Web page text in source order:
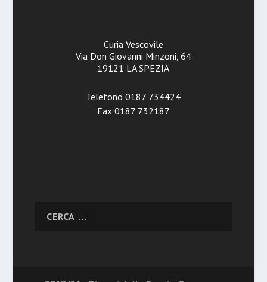
Curia Vescovile
Via Don Giovanni Minzoni, 64
19121 LA SPEZIA
Telefono 0187 734424
Fax 0187 732187